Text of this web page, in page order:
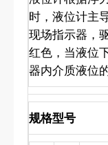
时，液位计主
现场指示器，
红色，当液位
器内介质液位
规格型号